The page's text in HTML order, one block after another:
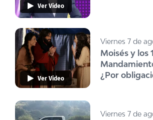
Ver Video
Ver Video
Viernes 7 de
Moisés y los
¿Por
Viernes 7 de